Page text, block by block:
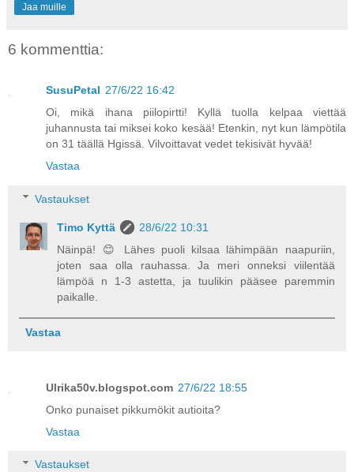
Jaa muille
6 kommenttia:
SusuPetal 27/6/22 16:42
Oi, mikä ihana piilopirtti! Kyllä tuolla kelpaa viettää
juhannusta tai miksei koko kesää! Etenkin, nyt kun lämpötila
on 31 täällä Hgissä. Vilvoittavat vedet tekisivät hyvää!
Vastaa
Vastaukset
Timo Kyttä
28/6/22 10:31
Näinpä! 😊 Lähes puoli kilsaa lähimpään naapuriin,
joten saa olla rauhassa. Ja meri onneksi viilentää
lämpöä n 1-3 astetta, ja tuulikin pääsee paremmin
paikalle.
Vastaa
Ulrika50v.blogspot.com 27/6/22 18:55
Onko punaiset pikkumökit autioita?
Vastaa
Vastaukset